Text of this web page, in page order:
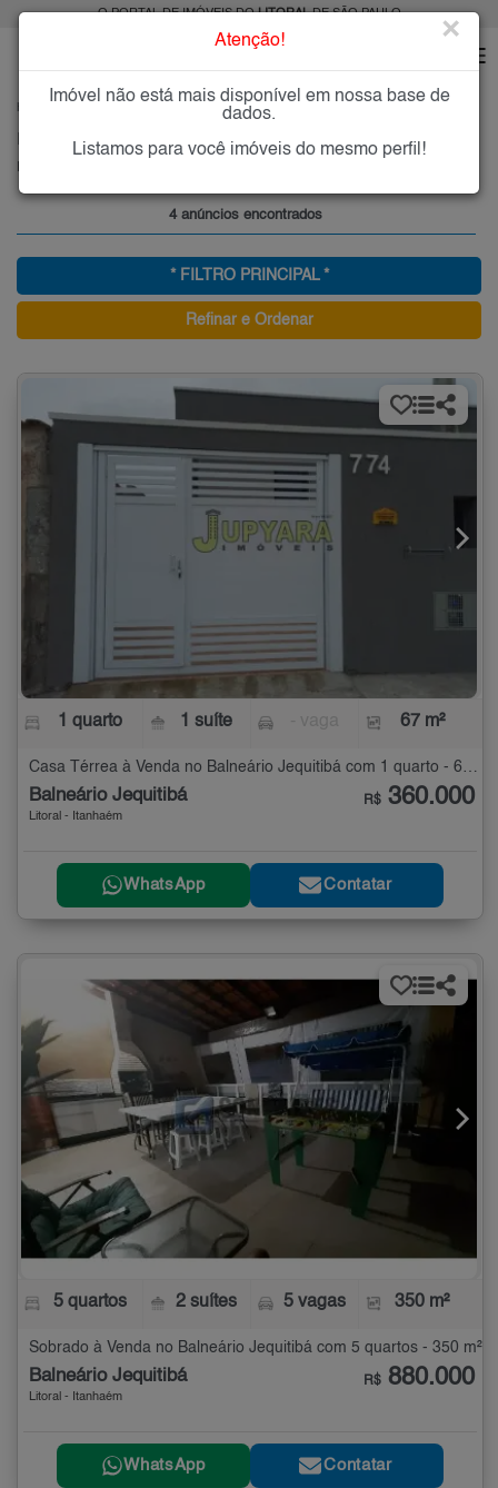
O PORTAL DE IMÓVEIS DOLITORALDE SÃO PAULO
ITANHAÉM
Imóveis à Venda no Balneário Jequitibá, Itanhaém
4 anúncios encontrados
* FILTRO PRINCIPAL *
Refinar e Ordenar
1 quarto 1 suíte 67 m²
Balneário Jequitibá
Litoral - Itanhaém
R$ 360.000
WhatsApp Contatar
5 quartos 2 suítes 5 vagas 350 m²
Sobrado à Venda no Balneário Jequitibá com 5 quartos - 350 m²
Balneário Jequitibá
Litoral - Itanhaém
R$ 880.000
WhatsApp Contatar
Atenção! ×
Imóvel não está mais disponível em nossa base de
dados.
Listamos para você imóveis do mesmo perfil!